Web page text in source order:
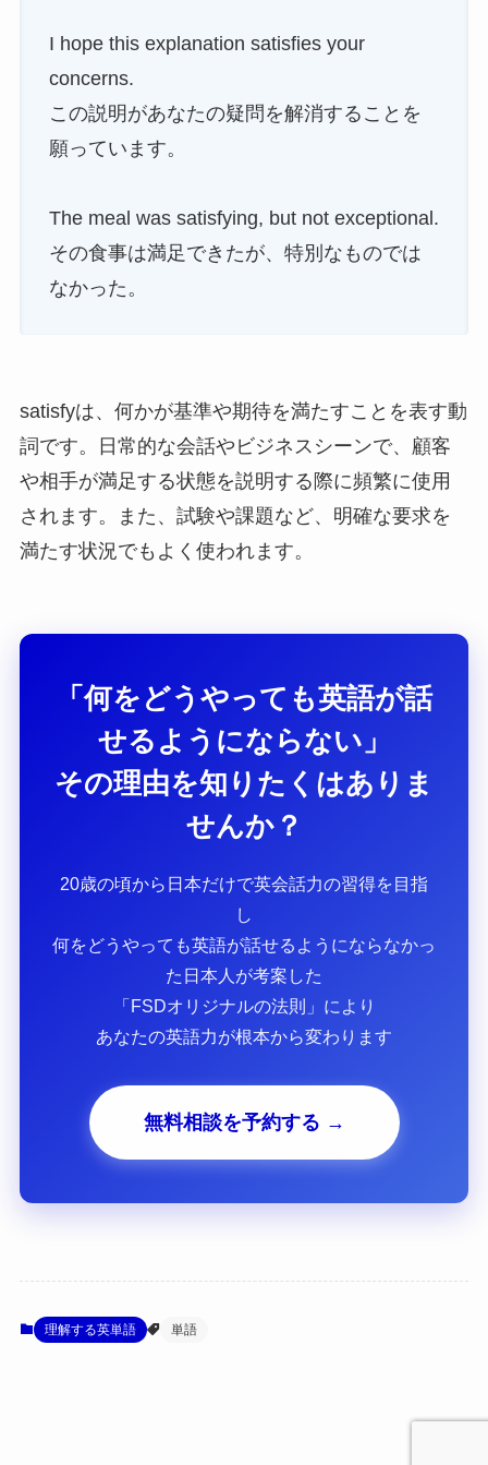
I hope this explanation satisfies your
concerns.
この説明があなたの疑問を解消することを
願っています。
The meal was satisfying, but not exceptional.
その食事は満足できたが、特別なものでは
なかった。
satisfyは、何かが基準や期待を満たすことを表す動
詞です。日常的な会話やビジネスシーンで、顧客
や相手が満足する状態を説明する際に頻繁に使用
されます。また、試験や課題など、明確な要求を
満たす状況でもよく使われます。
「何をどうやっても英語が話
せるようにならない」
その理由を知りたくはありま
せんか？
20歳の頃から日本だけで英会話力の習得を目指
し
何をどうやっても英語が話せるようにならなかっ
た日本人が考案した
「FSDオリジナルの法則」により
あなたの英語力が根本から変わります
無料相談を予約する →
理解する英単語 単語